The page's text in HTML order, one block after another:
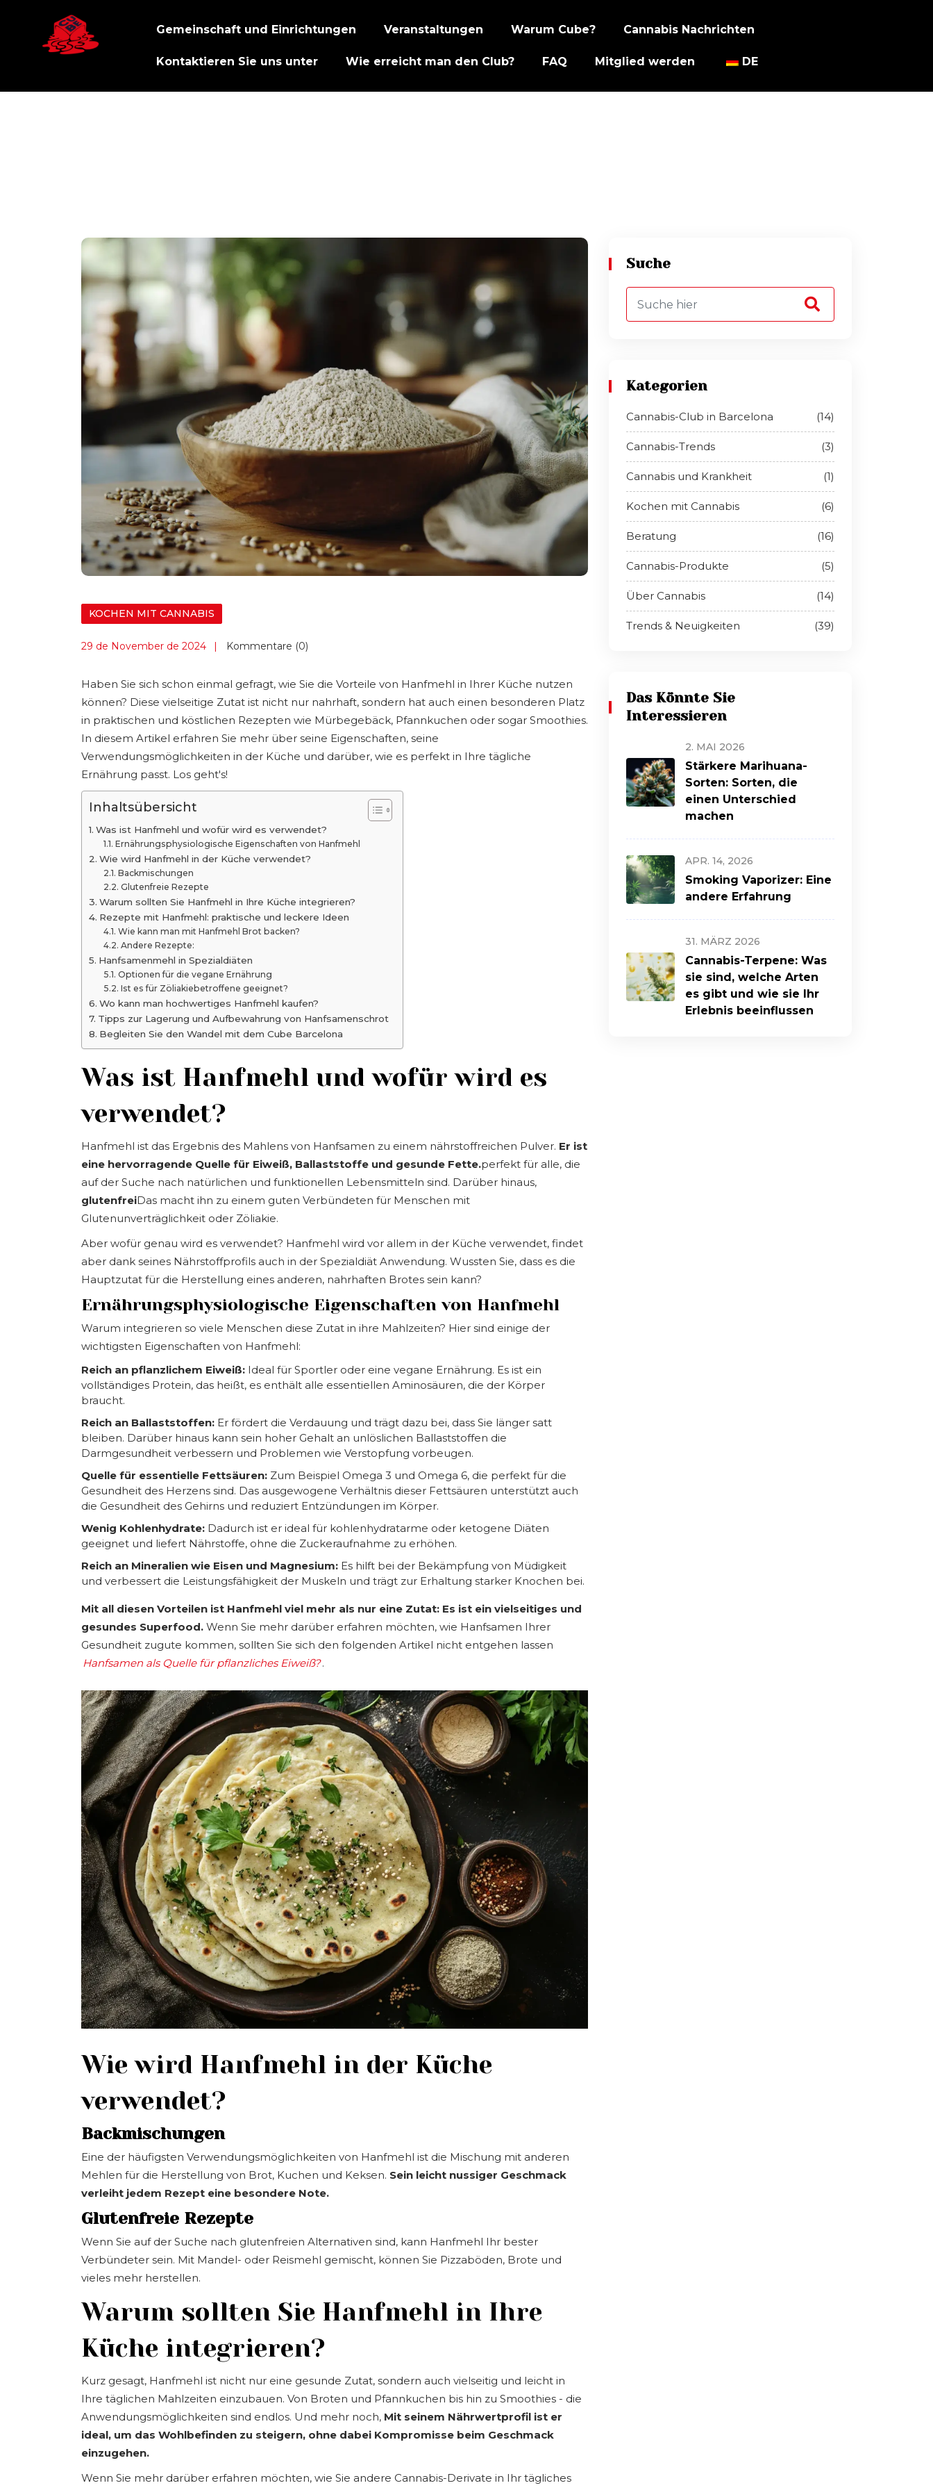
Gemeinschaft und Einrichtungen Veranstaltungen Warum Cube? Cannabis Nachrichten
Kontaktieren Sie uns unter Wie erreicht man den Club? FAQ Mitglied werden DE
KOCHEN MIT CANNABIS
29 de November de 2024 Kommentare (0)
Haben Sie sich schon einmal gefragt, wie Sie die Vorteile von Hanfmehl in Ihrer Küche nutzen
können? Diese vielseitige Zutat ist nicht nur nahrhaft, sondern hat auch einen besonderen Platz
in praktischen und köstlichen Rezepten wie Mürbegebäck, Pfannkuchen oder sogar Smoothies.
In diesem Artikel erfahren Sie mehr über seine Eigenschaften, seine
Verwendungsmöglichkeiten in der Küche und darüber, wie es perfekt in Ihre tägliche
Ernährung passt. Los geht's!
Inhaltsübersicht
Was ist Hanfmehl und wofür wird es verwendet?
Ernährungsphysiologische Eigenschaften von Hanfmehl
Wie wird Hanfmehl in der Küche verwendet?
Backmischungen
Glutenfreie Rezepte
Warum sollten Sie Hanfmehl in Ihre Küche integrieren?
Rezepte mit Hanfmehl: praktische und leckere Ideen
Wie kann man mit Hanfmehl Brot backen?
Andere Rezepte:
Hanfsamenmehl in Spezialdiäten
Optionen für die vegane Ernährung
Ist es für Zöliakiebetroffene geeignet?
Wo kann man hochwertiges Hanfmehl kaufen?
Tipps zur Lagerung und Aufbewahrung von Hanfsamenschrot
Begleiten Sie den Wandel mit dem Cube Barcelona
Was ist Hanfmehl und wofür wird es
verwendet?
Hanfmehl ist das Ergebnis des Mahlens von Hanfsamen zu einem nährstoffreichen Pulver. Er ist
eine hervorragende Quelle für Eiweiß, Ballaststoffe und gesunde Fette.perfekt für alle, die
auf der Suche nach natürlichen und funktionellen Lebensmitteln sind. Darüber hinaus,
glutenfreiDas macht ihn zu einem guten Verbündeten für Menschen mit
Glutenunverträglichkeit oder Zöliakie.
Aber wofür genau wird es verwendet? Hanfmehl wird vor allem in der Küche verwendet, findet
aber dank seines Nährstoffprofils auch in der Spezialdiät Anwendung. Wussten Sie, dass es die
Hauptzutat für die Herstellung eines anderen, nahrhaften Brotes sein kann?
Ernährungsphysiologische Eigenschaften von Hanfmehl
Warum integrieren so viele Menschen diese Zutat in ihre Mahlzeiten? Hier sind einige der
wichtigsten Eigenschaften von Hanfmehl:
Reich an pflanzlichem Eiweiß: Ideal für Sportler oder eine vegane Ernährung. Es ist ein
vollständiges Protein, das heißt, es enthält alle essentiellen Aminosäuren, die der Körper
braucht.
Reich an Ballaststoffen: Er fördert die Verdauung und trägt dazu bei, dass Sie länger satt
bleiben. Darüber hinaus kann sein hoher Gehalt an unlöslichen Ballaststoffen die
Darmgesundheit verbessern und Problemen wie Verstopfung vorbeugen.
Quelle für essentielle Fettsäuren: Zum Beispiel Omega 3 und Omega 6, die perfekt für die
Gesundheit des Herzens sind. Das ausgewogene Verhältnis dieser Fettsäuren unterstützt auch
die Gesundheit des Gehirns und reduziert Entzündungen im Körper.
Wenig Kohlenhydrate: Dadurch ist er ideal für kohlenhydratarme oder ketogene Diäten
geeignet und liefert Nährstoffe, ohne die Zuckeraufnahme zu erhöhen.
Reich an Mineralien wie Eisen und Magnesium: Es hilft bei der Bekämpfung von Müdigkeit
und verbessert die Leistungsfähigkeit der Muskeln und trägt zur Erhaltung starker Knochen bei.
Mit all diesen Vorteilen ist Hanfmehl viel mehr als nur eine Zutat: Es ist ein vielseitiges und
gesundes Superfood. Wenn Sie mehr darüber erfahren möchten, wie Hanfsamen Ihrer
Gesundheit zugute kommen, sollten Sie sich den folgenden Artikel nicht entgehen lassen
Hanfsamen als Quelle für pflanzliches Eiweiß?.
Wie wird Hanfmehl in der Küche
verwendet?
Backmischungen
Eine der häufigsten Verwendungsmöglichkeiten von Hanfmehl ist die Mischung mit anderen
Mehlen für die Herstellung von Brot, Kuchen und Keksen. Sein leicht nussiger Geschmack
verleiht jedem Rezept eine besondere Note.
Glutenfreie Rezepte
Wenn Sie auf der Suche nach glutenfreien Alternativen sind, kann Hanfmehl Ihr bester
Verbündeter sein. Mit Mandel- oder Reismehl gemischt, können Sie Pizzaböden, Brote und
vieles mehr herstellen.
Warum sollten Sie Hanfmehl in Ihre
Küche integrieren?
Kurz gesagt, Hanfmehl ist nicht nur eine gesunde Zutat, sondern auch vielseitig und leicht in
Ihre täglichen Mahlzeiten einzubauen. Von Broten und Pfannkuchen bis hin zu Smoothies - die
Anwendungsmöglichkeiten sind endlos. Und mehr noch, Mit seinem Nährwertprofil ist er
ideal, um das Wohlbefinden zu steigern, ohne dabei Kompromisse beim Geschmack
einzugehen.
Wenn Sie mehr darüber erfahren möchten, wie Sie andere Cannabis-Derivate in Ihr tägliches
Suche
Kategorien
Cannabis-Club in Barcelona (14)
Cannabis-Trends (3)
Cannabis und Krankheit (1)
Kochen mit Cannabis (6)
Beratung (16)
Cannabis-Produkte (5)
Über Cannabis (14)
Trends & Neuigkeiten (39)
Das Könnte Sie
Interessieren
2. MAI 2026
Stärkere Marihuana-
Sorten: Sorten, die
einen Unterschied
machen
APR. 14, 2026
Smoking Vaporizer: Eine
andere Erfahrung
31. MÄRZ 2026
Cannabis-Terpene: Was
sie sind, welche Arten
es gibt und wie sie Ihr
Erlebnis beeinflussen